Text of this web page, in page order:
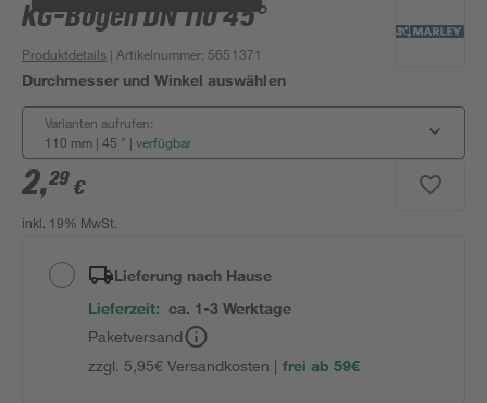
KG-Bogen DN 110 45°
Produktdetails | Artikelnummer: 5651371
Durchmesser und Winkel auswählen
Varianten aufrufen:
110 mm | 45 ° | verfügbar
2,29 €
inkl. 19% MwSt.
Lieferung nach Hause
Lieferzeit: ca. 1-3 Werktage
Paketversand
zzgl. 5,95€ Versandkosten | frei ab 59€